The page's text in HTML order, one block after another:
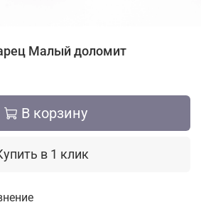
Малый доломит
В корзину
в 1 клик